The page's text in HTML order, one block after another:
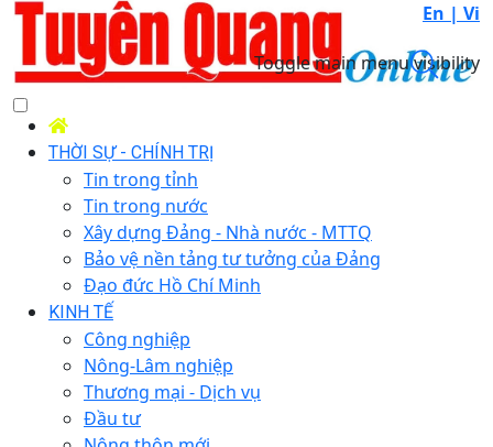
En | Vi
Toggle main menu visibility
THỜI SỰ - CHÍNH TRỊ
Tin trong tỉnh
Tin trong nước
Xây dựng Đảng - Nhà nước - MTTQ
Bảo vệ nền tảng tư tưởng của Đảng
Đạo đức Hồ Chí Minh
KINH TẾ
Công nghiệp
Nông-Lâm nghiệp
Thương mại - Dịch vụ
Đầu tư